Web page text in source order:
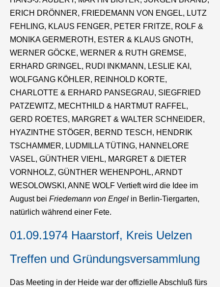
ERICH DRÖNNER, FRIEDEMANN VON ENGEL, LUTZ
FEHLING, KLAUS FENGER, PETER FRITZE, ROLF &
MONIKA GERMEROTH, ESTER & KLAUS GNOTH,
WERNER GÖCKE, WERNER & RUTH GREMSE,
ERHARD GRINGEL, RUDI INKMANN, LESLIE KAI,
WOLFGANG KÖHLER, REINHOLD KORTE,
CHARLOTTE & ERHARD PANSEGRAU, SIEGFRIED
PATZEWITZ, MECHTHILD & HARTMUT RAFFEL,
GERD ROETES, MARGRET & WALTER SCHNEIDER,
HYAZINTHE STÖGER, BERND TESCH, HENDRIK
TSCHAMMER, LUDMILLA TÜTING, HANNELORE
VASEL, GÜNTHER VIEHL, MARGRET & DIETER
VORNHOLZ, GÜNTHER WEHENPOHL, ARNDT
WESOLOWSKI, ANNE WOLF Vertieft wird die Idee im
August bei Friedemann von Engel in Berlin-Tiergarten,
natürlich während einer Fete.
01.09.1974 Haarstorf, Kreis Uelzen
Treffen und Gründungsversammlung
Das Meeting in der Heide war der offizielle Abschluß fürs